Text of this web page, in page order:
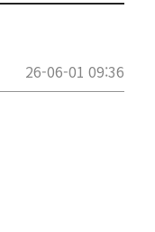
26-06-01 09:36